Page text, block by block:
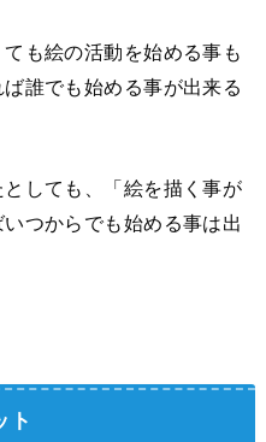
も絵の活動を始める事も
誰でも始める事が出来る
しても、「絵を描く事が
つからでも始める事は出
ト